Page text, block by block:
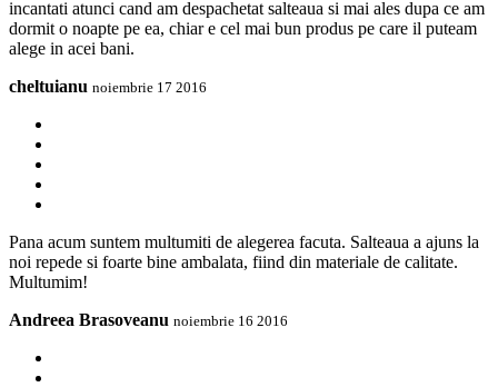
incantati atunci cand am despachetat salteaua si mai ales dupa ce am
dormit o noapte pe ea, chiar e cel mai bun produs pe care il puteam
alege in acei bani.
cheltuianu noiembrie 17 2016
Pana acum suntem multumiti de alegerea facuta. Salteaua a ajuns la
noi repede si foarte bine ambalata, fiind din materiale de calitate.
Multumim!
Andreea Brasoveanu noiembrie 16 2016